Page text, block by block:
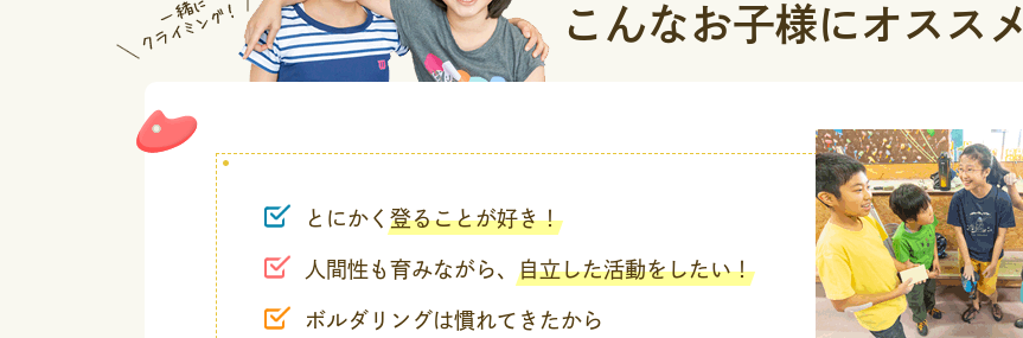
こんなお子様にオススメ
とにかく 登ることが好き！
人間性も育みながら、 自立した活動をしたい！
ボルダリングは慣れてきたから